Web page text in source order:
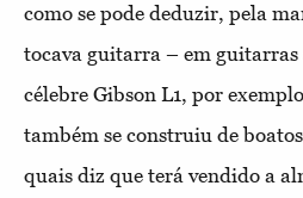
como se pode deduzir, pela
tocava guitarra – em guitarras
célebre Gibson L1, por
também se construiu de
quais diz que terá vendido a